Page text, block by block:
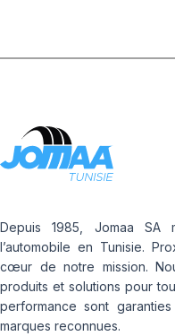
Depuis 1985, Jomaa
l’automobile en Tunisie.
cœur de notre mission.
produits et solutions pour
performance sont
marques reconnues.